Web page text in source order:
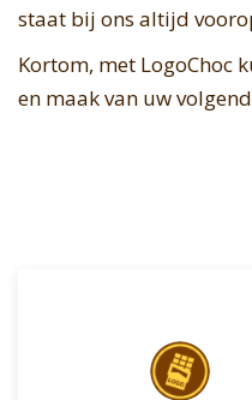
staat bij ons altijd
Kortom, met LogoChoc
en maak van uw